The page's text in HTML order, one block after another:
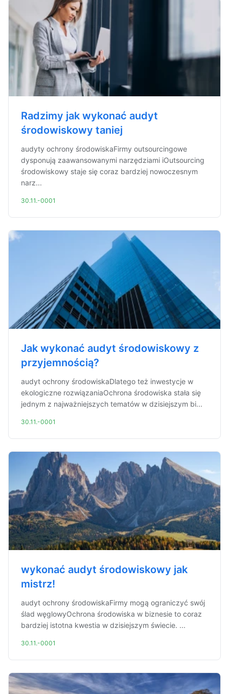
Radzimy jak wykonać audyt
środowiskowy taniej
audyty ochrony środowiskaFirmy outsourcingowe
dysponują zaawansowanymi narzędziami iOutsourcing
środowiskowy staje się coraz bardziej nowoczesnym
narz...
30.11.-0001
Jak wykonać audyt środowiskowy z
przyjemnością?
audyt ochrony środowiskaDlatego też inwestycje w
ekologiczne rozwiązaniaOchrona środowiska stała się
jednym z najważniejszych tematów w dzisiejszym bi...
30.11.-0001
wykonać audyt środowiskowy jak
mistrz!
audyt ochrony środowiskaFirmy mogą ograniczyć swój
ślad węglowyOchrona środowiska w biznesie to coraz
bardziej istotna kwestia w dzisiejszym świecie. ...
30.11.-0001